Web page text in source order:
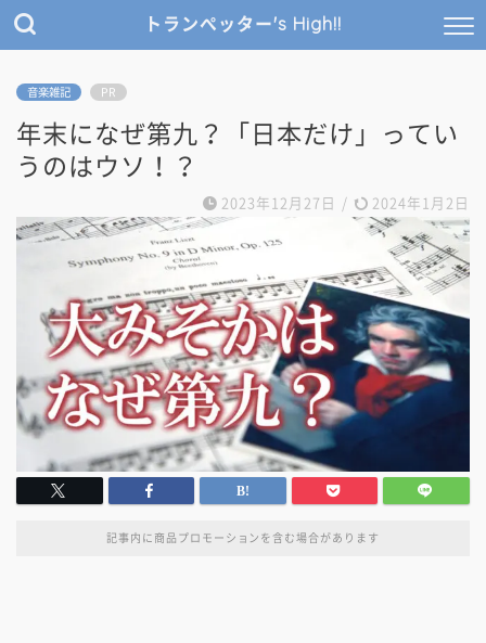
トランぺッター's High!!
音楽雑記 PR
年末になぜ第九？「日本だけ」ってい
うのはウソ！？
2023年12月27日 / 2024年1月2日
記事内に商品プロモーションを含む場合があります